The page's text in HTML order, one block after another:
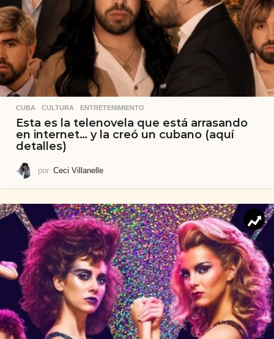
CUBA ,CULTURA ,ENTRETENIMIENTO
Esta es la telenovela que está arrasando
en internet… y la creó un cubano (aquí
detalles)
por Ceci Villanelle